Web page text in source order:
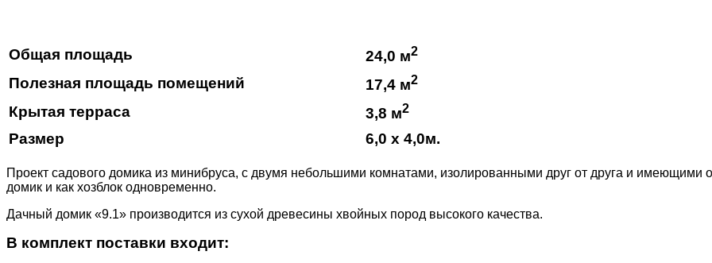
Общая площадь 24,0 м2
Полезная площадь помещений 17,4 м2
Крытая терраса 3,8 м2
Размер 6,0 х 4,0м.
Проект садового домика из минибруса, с двумя небольшими комнатами, изолированными друг от друга и имеющими
домик и как хозблок одновременно.
Дачный домик «9.1» производится из сухой древесины хвойных пород высокого качества.
В комплект поставки входит: